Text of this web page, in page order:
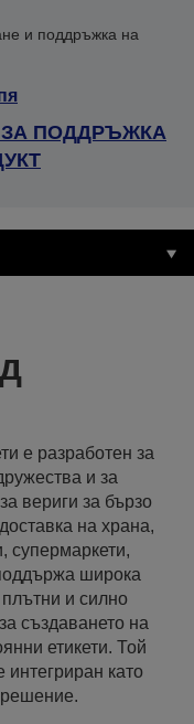
и поддръжка на
ЗА ПОДДРЪЖКА
е разработен за
и за
вериги за бързо
на храна,
супермаркети,
широка
и силно
създаването на
етикети. Той
като
решение.